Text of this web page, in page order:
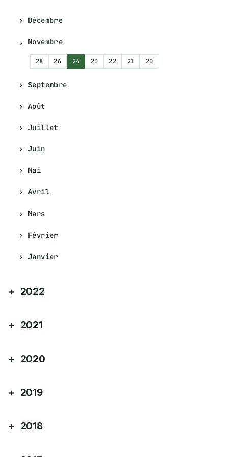
Décembre
Novembre
28 26 24 23 22 21 20
Septembre
Août
Juillet
Juin
Mai
Avril
Mars
Février
Janvier
2022
2021
2020
2019
2018